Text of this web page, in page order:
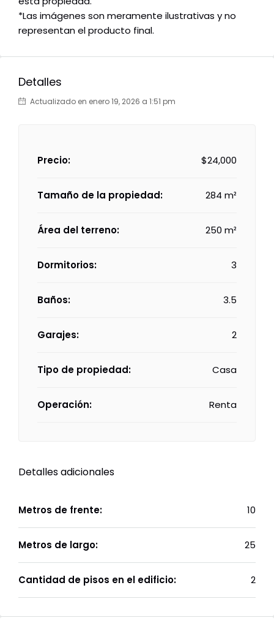
*Las imágenes son meramente ilustrativas y no
representan el producto final.
Detalles
Actualizado en enero 19, 2026 a 1:51 pm
Precio: $24,000
Tamaño de la propiedad: 284 m²
Área del terreno: 250 m²
Dormitorios: 3
Baños: 3.5
Garajes: 2
Tipo de propiedad: Casa
Operación: Renta
Detalles adicionales
Metros de frente: 10
Metros de largo: 25
Cantidad de pisos en el edificio: 2